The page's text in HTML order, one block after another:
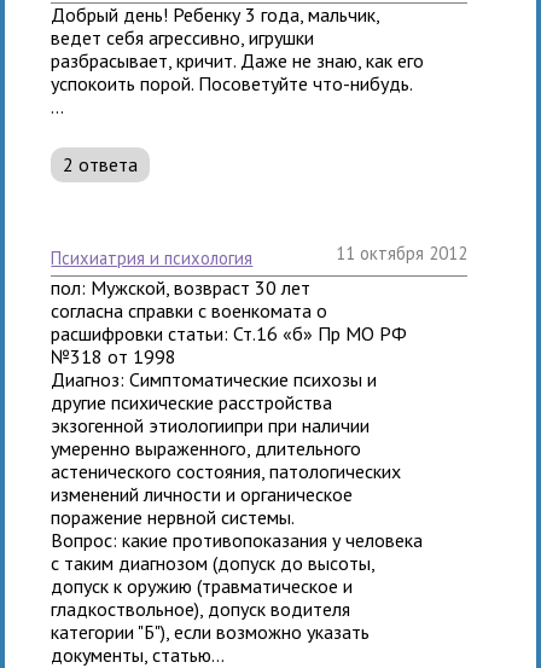
Добрый день! Ребенку 3 года, мальчик,
ведет себя агрессивно, игрушки
разбрасывает, кричит. Даже не знаю, как его
успокоить порой. Посоветуйте что-нибудь.
...
2 ответа
психиатрия и психология 11 октября 2012
пол: Мужской, возвраст 30 лет
согласна справки с военкомата о
расшифровки статьи: Ст.16 «б» Пр МО РФ
№318 от 1998
Диагноз: Симптоматические психозы и
другие психические расстройства
экзогенной этиологиипри при наличии
умеренно выраженного, длительного
астенического состояния, патологических
изменений личности и органическое
поражение нервной системы.
Вопрос: какие противопоказания у человека
с таким диагнозом (допуск до высоты,
допуск к оружию (травматическое и
гладкоствольное), допуск водителя
категории "Б"), если возможно указать
документы, статью...